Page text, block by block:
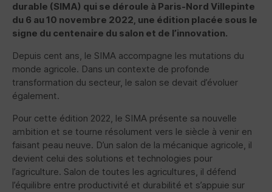
durable (SIMA) qui se déroule à Paris-Nord Villepinte
du 6 au 10 novembre 2022, une édition placée sous le
signe du centenaire du salon et de l’innovation.
Depuis cent ans, le SIMA accompagne les mutations du
monde agricole. Dans un contexte de profonde
transformation du secteur, le salon se devait d’évoluer
également.
Pour cette édition 2022, le SIMA présente sa nouvelle
ambition et se tourne résolument vers le siècle à venir en
faisant peau neuve. D’un salon de la mécanique agricole, il
devient celui des solutions et technologies pour
l’agriculture. Salon de toutes les agricultures, il défend
l’équilibre entre productivité et durabilité et s’appuie sur